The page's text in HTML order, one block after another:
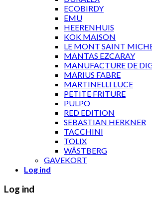
ECOBIRDY
EMU
HEERENHUIS
KOK MAISON
LE MONT SAINT
MANTAS EZCARAY
MANUFACTURE DE
MARIUS FABRE
MARTINELLI LUCE
PETITE FRITURE
PULPO
RED EDITION
SEBASTIAN HERKNER
TACCHINI
TOLIX
WÄSTBERG
GAVEKORT
Log ind
Log ind